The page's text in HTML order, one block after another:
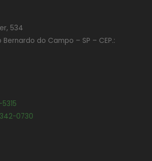
534
Bernardo do Campo – SP – CEP.:
0730